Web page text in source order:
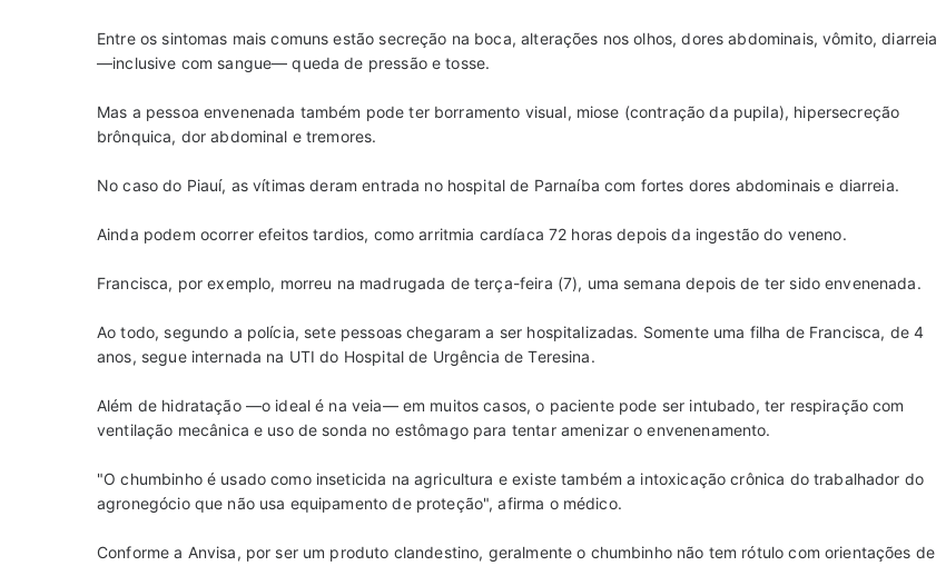
Entre os sintomas mais comuns estão secreção na boca, alterações nos olhos, dores abdominais, vômito, diarreia
—inclusive com sangue— queda de pressão e tosse.
Mas a pessoa envenenada também pode ter borramento visual, miose (contração da pupila), hipersecreção
brônquica, dor abdominal e tremores.
No caso do Piauí, as vítimas deram entrada no hospital de Parnaíba com fortes dores abdominais e diarreia.
Ainda podem ocorrer efeitos tardios, como arritmia cardíaca 72 horas depois da ingestão do veneno.
Francisca, por exemplo, morreu na madrugada de terça-feira (7), uma semana depois de ter sido envenenada.
Ao todo, segundo a polícia, sete pessoas chegaram a ser hospitalizadas. Somente uma filha de Francisca, de 4
anos, segue internada na UTI do Hospital de Urgência de Teresina.
Além de hidratação —o ideal é na veia— em muitos casos, o paciente pode ser intubado, ter respiração com
ventilação mecânica e uso de sonda no estômago para tentar amenizar o envenenamento.
"O chumbinho é usado como inseticida na agricultura e existe também a intoxicação crônica do trabalhador do
agronegócio que não usa equipamento de proteção", afirma o médico.
Conforme a Anvisa, por ser um produto clandestino, geralmente o chumbinho não tem rótulo com orientações de